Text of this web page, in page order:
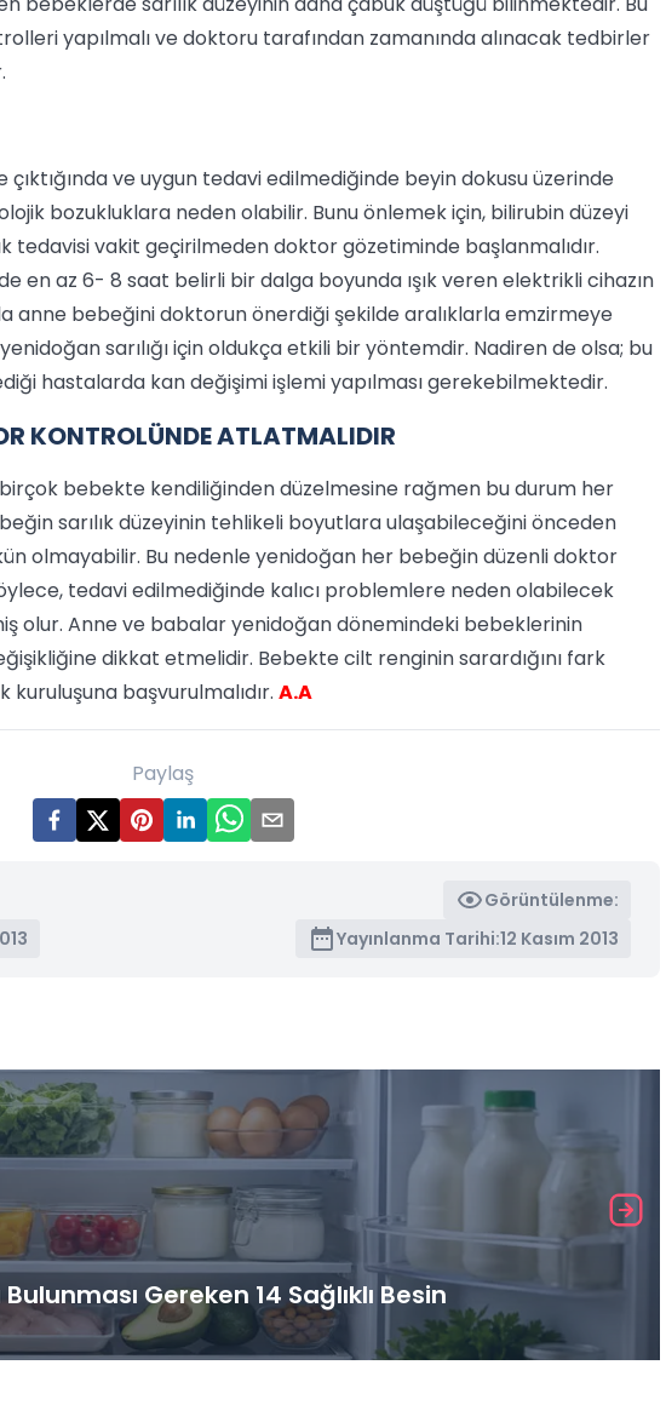
yapılmalı ve doktoru tarafından zamanında alınacak tedbirler
çıktığında ve uygun tedavi edilmediğinde beyin dokusu üzerinde
bozukluklara neden olabilir. Bunu önlemek için, bilirubin düzeyi
tedavisi vakit geçirilmeden doktor gözetiminde başlanmalıdır.
en az 6- 8 saat belirli bir dalga boyunda ışık veren elektrikli cihazın
anne bebeğini doktorun önerdiği şekilde aralıklarla emzirmeye
sarılığı için oldukça etkili bir yöntemdir. Nadiren de olsa; bu
hastalarda kan değişimi işlemi yapılması gerekebilmektedir.
KONTROLÜNDE ATLATMALIDIR
birçok bebekte kendiliğinden düzelmesine rağmen bu durum her
sarılık düzeyinin tehlikeli boyutlara ulaşabileceğini önceden
olmayabilir. Bu nedenle yenidoğan her bebeğin düzenli doktor
tedavi edilmediğinde kalıcı problemlere neden olabilecek
olur. Anne ve babalar yenidoğan dönemindeki bebeklerinin
dikkat etmelidir. Bebekte cilt renginin sarardığını fark
başvurulmalıdır. A.A
Paylaş
Görüntülenme:
Yayınlanma Tarihi:12 Kasım 2013
Gereken 14 Sağlıklı Besin